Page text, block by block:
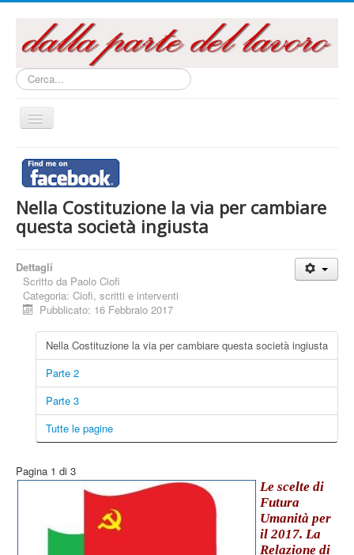
Cerca...
Cambia
navigazione
Home
Questo sito
Articoli e Saggi
Interventi e Relazioni
Libri e Pubblicazioni
Audiovisivi
Archivi
La campagna referendaria 2016
Nella Costituzione la via per cambiare
questa società ingiusta
Dettagli
Scritto da Paolo Ciofi
Categoria: Ciofi, scritti e interventi
Pubblicato: 16 Febbraio 2017
Nella Costituzione la via per cambiare questa società ingiusta
Parte 2
Parte 3
Tutte le pagine
Pagina 1 di 3
Le scelte di
Futura
Umanità per
il 2017. La
Relazione di